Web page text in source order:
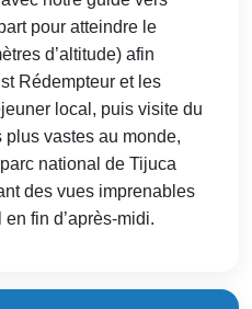
pour atteindre le
d’altitude) afin
Rédempteur et les
local, puis visite du
vastes au monde,
national de Tijuca
des vues imprenables
fin d’après-midi.